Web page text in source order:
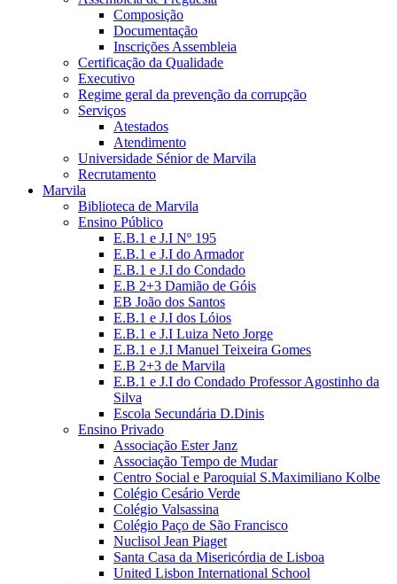
Composição
Documentação
Inscrições Assembleia
Certificação da Qualidade
Executivo
Regime geral da prevenção da corrupção
Serviços
Atestados
Atendimento
Universidade Sénior de Marvila
Recrutamento
Marvila
Biblioteca de Marvila
Ensino Público
E.B.1 e J.I Nº 195
E.B.1 e J.I do Armador
E.B.1 e J.I do Condado
E.B 2+3 Damião de Góis
EB João dos Santos
E.B.1 e J.I dos Lóios
E.B.1 e J.I Luiza Neto Jorge
E.B.1 e J.I Manuel Teixeira Gomes
E.B 2+3 de Marvila
E.B.1 e J.I do Condado Professor Agostinho da
Silva
Escola Secundária D.Dinis
Ensino Privado
Associação Ester Janz
Associação Tempo de Mudar
Centro Social e Paroquial S.Maximiliano Kolbe
Colégio Cesário Verde
Colégio Valsassina
Colégio Paço de São Francisco
Nuclisol Jean Piaget
Santa Casa da Misericórdia de Lisboa
United Lisbon International School